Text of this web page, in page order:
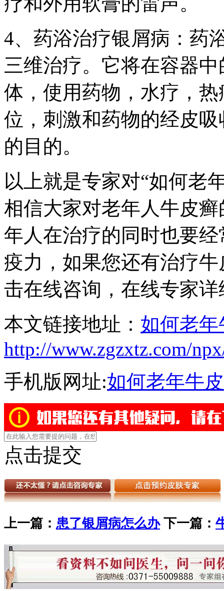
4、药浴治疗银屑病：药
三维治疗。它将在容器
体，使用药物，水疗，
位，刺激和药物的经皮
的目的。
以上就是专家对“如何老
相信大家对老年人牛皮
年人在治疗的同时也要
疫力，如果您还有治疗
击在线咨询，在线专家
本文链接地址： 如何老
http://www.zgzxtz.com/
手机版网址:如何老年牛
点击提交
上一篇： 患了银屑病怎么办下一篇：